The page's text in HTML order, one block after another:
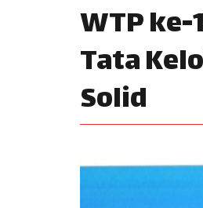
WTP
Tata
Solid